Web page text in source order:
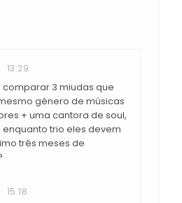
13:29
comparar 3 miudas que
género de músicas
+ uma cantora de soul,
trio eles devem
três meses de
15:18